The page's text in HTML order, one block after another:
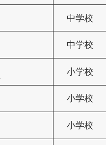
中学校
中学校
小学校
小学校
小学校